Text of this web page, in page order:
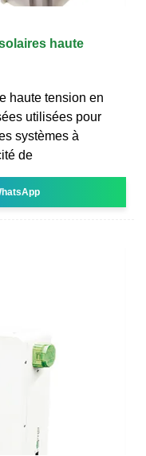
haute
haute tension en
utilisées pour
systèmes à
de